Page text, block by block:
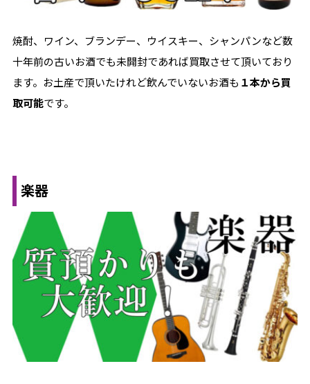
焼酎、ワイン、ブランデー、ウイスキー、シャンパンなど数
十年前の古いお酒でも未開封であれば買取させて頂いており
ます。お土産で頂いたけれど飲んでいないお酒も １本から買
取可能です。
楽器